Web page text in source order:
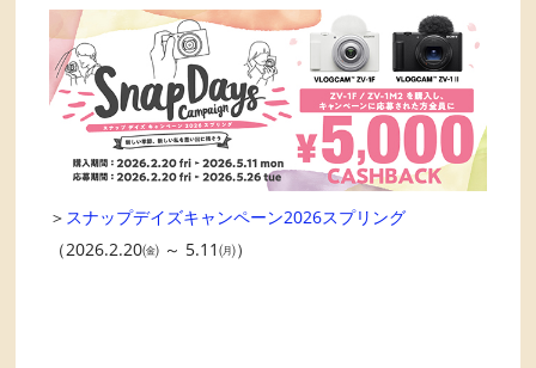
＞ スナップデイズキャンペーン2026スプリング
（2026.2.20㈮ ～ 5.11㈪）